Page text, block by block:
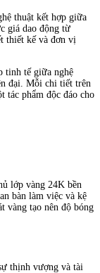
thuật kết hợp giữa
giá dao động từ
thiết kế và đơn vị
tinh tế giữa nghệ
đại. Mỗi chi tiết trên
tác phẩm độc đáo cho
lớp vàng 24K bền
bàn làm việc và kệ
vàng tạo nên độ bóng
thịnh vượng và tài